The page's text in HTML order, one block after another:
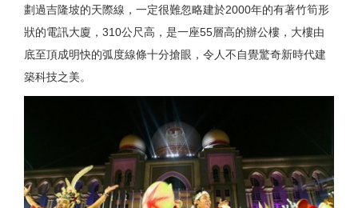
劃過吉隆坡的天際線，一定很難忽略建於2000年的有著竹筍形
狀的電訊大廈，310公尺高，是一座55層高的辦公樓，大樓由
底至頂成明快的弧度線條十分搶眼，令人不自覺驚奇新時代建
築科技之美。